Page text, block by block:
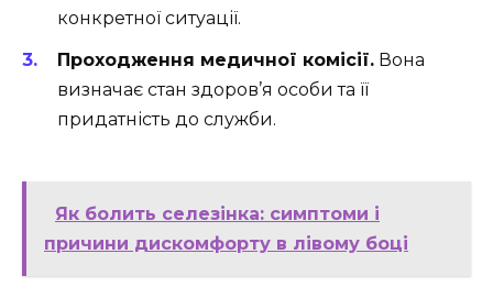
конкретної ситуації.
Проходження медичної комісії. Вона
визначає стан здоров’я особи та її
придатність до служби.
Як болить селезінка: симптоми і
причини дискомфорту в лівому боці